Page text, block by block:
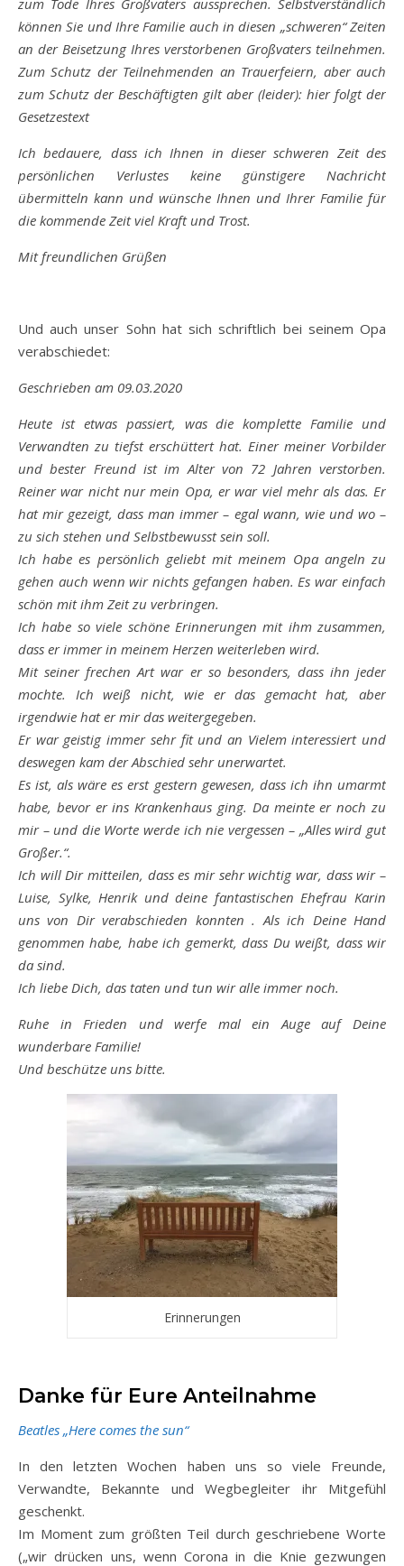
zum Tode Ihres Großvaters aussprechen. Selbstverständlich
können Sie und Ihre Familie auch in diesen „schweren“ Zeiten
an der Beisetzung Ihres verstorbenen Großvaters teilnehmen.
Zum Schutz der Teilnehmenden an Trauerfeiern, aber auch
zum Schutz der Beschäftigten gilt aber (leider): hier folgt der
Gesetzestext
Ich bedauere, dass ich Ihnen in dieser schweren Zeit des
persönlichen Verlustes keine günstigere Nachricht
übermitteln kann und wünsche Ihnen und Ihrer Familie für
die kommende Zeit viel Kraft und Trost.
Mit freundlichen Grüßen
Und auch unser Sohn hat sich schriftlich bei seinem Opa
verabschiedet:
Geschrieben am 09.03.2020
Heute ist etwas passiert, was die komplette Familie und
Verwandten zu tiefst erschüttert hat. Einer meiner Vorbilder
und bester Freund ist im Alter von 72 Jahren verstorben.
Reiner war nicht nur mein Opa, er war viel mehr als das. Er
hat mir gezeigt, dass man immer – egal wann, wie und wo –
zu sich stehen und Selbstbewusst sein soll.
Ich habe es persönlich geliebt mit meinem Opa angeln zu
gehen auch wenn wir nichts gefangen haben. Es war einfach
schön mit ihm Zeit zu verbringen.
Ich habe so viele schöne Erinnerungen mit ihm zusammen,
dass er immer in meinem Herzen weiterleben wird.
Mit seiner frechen Art war er so besonders, dass ihn jeder
mochte. Ich weiß nicht, wie er das gemacht hat, aber
irgendwie hat er mir das weitergegeben.
Er war geistig immer sehr fit und an Vielem interessiert und
deswegen kam der Abschied sehr unerwartet.
Es ist, als wäre es erst gestern gewesen, dass ich ihn umarmt
habe, bevor er ins Krankenhaus ging. Da meinte er noch zu
mir – und die Worte werde ich nie vergessen – „Alles wird gut
Großer.“.
Ich will Dir mitteilen, dass es mir sehr wichtig war, dass wir –
Luise, Sylke, Henrik und deine fantastischen Ehefrau Karin
uns von Dir verabschieden konnten . Als ich Deine Hand
genommen habe, habe ich gemerkt, dass Du weißt, dass wir
da sind.
Ich liebe Dich, das taten und tun wir alle immer noch.
Ruhe in Frieden und werfe mal ein Auge auf Deine
wunderbare Familie!
Und beschütze uns bitte.
Erinnerungen
Danke für Eure Anteilnahme
Beatles „Here comes the sun“
In den letzten Wochen haben uns so viele Freunde,
Verwandte, Bekannte und Wegbegleiter ihr Mitgefühl
geschenkt.
Im Moment zum größten Teil durch geschriebene Worte
(„wir drücken uns, wenn Corona in die Knie gezwungen